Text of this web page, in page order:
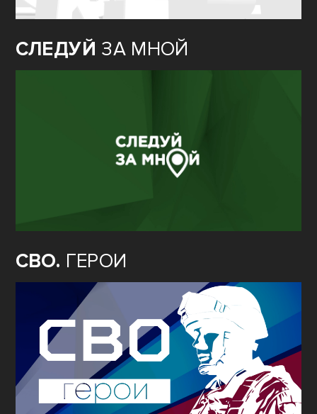
СЛЕДУЙ ЗА МНОЙ
СВО. ГЕРОИ